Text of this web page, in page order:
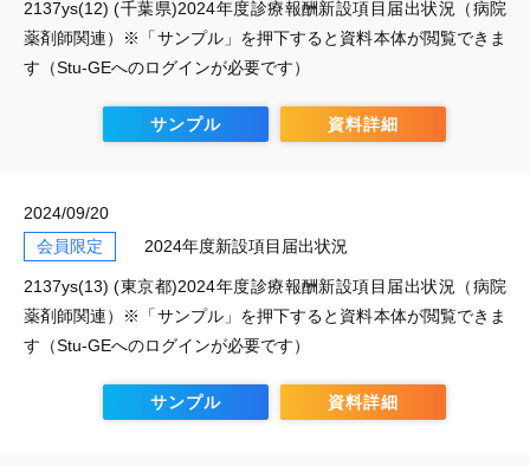
2137ys(12) (千葉県)2024年度診療報酬新設項目届出状況（病院
薬剤師関連）※「サンプル」を押下すると資料本体が閲覧できま
す（Stu-GEへのログインが必要です）
サンプル 資料詳細
2024/09/20
会員限定
2024年度新設項目届出状況
2137ys(13) (東京都)2024年度診療報酬新設項目届出状況（病院
薬剤師関連）※「サンプル」を押下すると資料本体が閲覧できま
す（Stu-GEへのログインが必要です）
サンプル 資料詳細